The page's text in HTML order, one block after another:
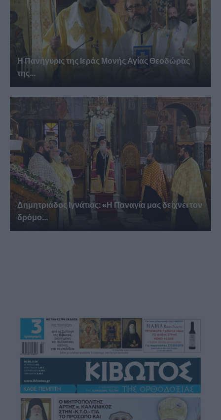
Η Πανήγυρις της Ιεράς Μονής Αγίας Θεοδώρας
της...
Δημητριάδος Ιγνάτιος: «Η Παναγία μας δείχνει τον
δρόμο...